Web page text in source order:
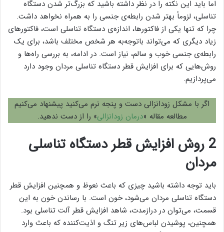
اما باید این نکته را در نظر داشته باشید که بزرگ‌تر شدن دستگاه
تناسلی، لزوماً بهتر شدن رابطه‌ی جنسی را به همراه نخواهد داشت.
چرا که تنها یکی از فاکتورها، اندازه‌ی دستگاه تناسلی است، فاکتور‌های
زیاد دیگری که می‌تواند باتوجه‌به هر شخص مختلف باشد، برای یک
رابطه‌ی جنسی خوب و سالم، نیاز است. در ادامه، به بررسی راه‌ها و
روش‌هایی که برای افزایش قطر دستگاه تناسلی مردان وجود دارد
می‌پردازیم.
اگر با مشکل زودانزالی دست و پنجه نرم می‌کنید پیشنهاد می‌کنیم
مطالعه مقاله «درمان زودانزالی» را از دست ندهید.
2 روش افزایش قطر دستگاه تناسلی
مردان
باید توجه داشته باشید چیزی که باعث نعوظ و همچنین افزایش قطر
دستگاه تناسلی مردان می‌شود، خون است. با رساندن خون به این
قسمت، می‌توان در درازمدت، شاهد افزایش قطر آلت تناسلی بود.
همچنین، پوشیدن لباس‌های زیر تنگ و اذیت‌کننده که باعث وارد